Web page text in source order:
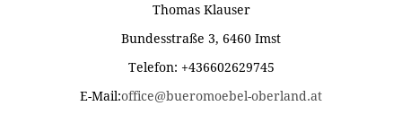
Thomas Klauser
Bundesstraße 3, 6460 Imst
Telefon: +436602629745
E-Mail:office@bueromoebel-oberland.at